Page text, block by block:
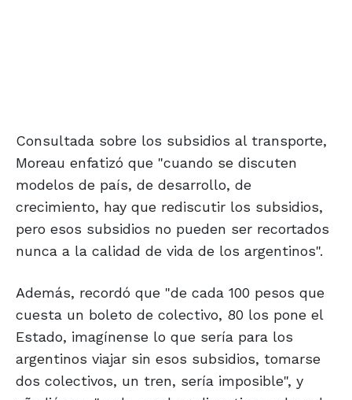
Consultada sobre los subsidios al transporte,
Moreau enfatizó que "cuando se discuten
modelos de país, de desarrollo, de
crecimiento, hay que rediscutir los subsidios,
pero esos subsidios no pueden ser recortados
nunca a la calidad de vida de los argentinos".
Además, recordó que "de cada 100 pesos que
cuesta un boleto de colectivo, 80 los pone el
Estado, imagínense lo que sería para los
argentinos viajar sin esos subsidios, tomarse
dos colectivos, un tren, sería imposible", y